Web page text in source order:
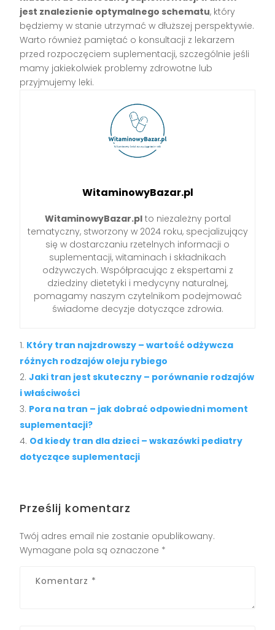
jest znalezienie optymalnego schematu, który
będziemy w stanie utrzymać w dłuższej perspektywie.
Warto również pamiętać o konsultacji z lekarzem
przed rozpoczęciem suplementacji, szczególnie jeśli
mamy jakiekolwiek problemy zdrowotne lub
przyjmujemy leki.
WitaminowyBazar.pl
WitaminowyBazar.plto niezależny portal
tematyczny, stworzony w 2024 roku, specjalizujący
się w dostarczaniu rzetelnych informacji o
suplementacji, witaminach i składnikach
odżywczych. Współpracując z ekspertami z
dziedziny dietetyki i medycyny naturalnej,
pomagamy naszym czytelnikom podejmować
świadome decyzje dotyczące zdrowia.
Który tran najzdrowszy – wartość odżywcza
różnych rodzajów oleju rybiego
Jaki tran jest skuteczny – porównanie rodzajów
i właściwości
Pora na tran – jak dobrać odpowiedni moment
suplementacji?
Od kiedy tran dla dzieci – wskazówki pediatry
dotyczące suplementacji
Prześlij komentarz
Twój adres email nie zostanie opublikowany.
Wymagane pola są oznaczone *